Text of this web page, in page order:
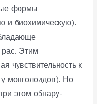
формы
и биохимическую).
рас. Этим
чув­ствительность к
монголо­идов). Но
этом обнару­